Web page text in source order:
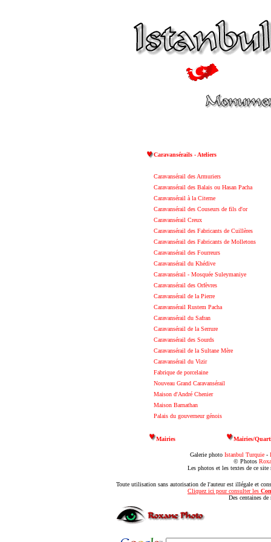
Caravansérails - Ateliers
Caravansérail des Armuriers
Caravansérail des Balais ou Hasan Pacha
Caravansérail à la Citerne
Caravansérail des Couseurs de fils d'or
Caravansérail Creux
Caravansérail des Fabricants de Cuillères
Caravansérail des Fabricants de Molletons
Caravansérail des Fourreurs
Caravansérail du Khédive
Caravansérail - Mosquée Suleymaniye
Caravansérail des Orfèvres
Caravansérail de la Pierre
Caravansérail Rustem Pacha
Caravansérail du Safran
Caravansérail de la Serrure
Caravansérail des Sourds
Caravansérail de la Sultane Mère
Caravansérail du Vizir
Fabrique de porcelaine
Nouveau Grand Caravansérail
Maison d'André Chenier
Maison Barnathan
Palais du gouverneur génois
Mairies Mairies/
Galerie photo Istanbul Turquie -
© Photos
Les photos et les textes de ce
Toute utilisation sans autorisation de l'auteur est illégale et
Cliquez ici pour consulter les
Des centaines